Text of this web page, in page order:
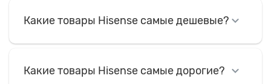
Какие товары Hisense самые дешевые?
Какие товары Hisense самые дорогие?